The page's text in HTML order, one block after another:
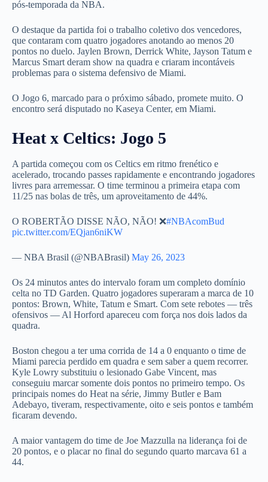
pós-temporada da NBA.
O destaque da partida foi o trabalho coletivo dos vencedores,
que contaram com quatro jogadores anotando ao menos 20
pontos no duelo. Jaylen Brown, Derrick White, Jayson Tatum e
Marcus Smart deram show na quadra e criaram incontáveis
problemas para o sistema defensivo de Miami.
O Jogo 6, marcado para o próximo sábado, promete muito. O
encontro será disputado no Kaseya Center, em Miami.
Heat x Celtics: Jogo 5
A partida começou com os Celtics em ritmo frenético e
acelerado, trocando passes rapidamente e encontrando jogadores
livres para arremessar. O time terminou a primeira etapa com
11/25 nas bolas de três, um aproveitamento de 44%.
O ROBERTÃO DISSE NÃO, NÃO! ❌#NBAcomBud
pic.twitter.com/EQjan6niKW
— NBA Brasil (@NBABrasil) May 26, 2023
Os 24 minutos antes do intervalo foram um completo domínio
celta no TD Garden. Quatro jogadores superaram a marca de 10
pontos: Brown, White, Tatum e Smart. Com sete rebotes — três
ofensivos — Al Horford apareceu com força nos dois lados da
quadra.
Boston chegou a ter uma corrida de 14 a 0 enquanto o time de
Miami parecia perdido em quadra e sem saber a quem recorrer.
Kyle Lowry substituiu o lesionado Gabe Vincent, mas
conseguiu marcar somente dois pontos no primeiro tempo. Os
principais nomes do Heat na série, Jimmy Butler e Bam
Adebayo, tiveram, respectivamente, oito e seis pontos e também
ficaram devendo.
A maior vantagem do time de Joe Mazzulla na liderança foi de
20 pontos, e o placar no final do segundo quarto marcava 61 a
44.